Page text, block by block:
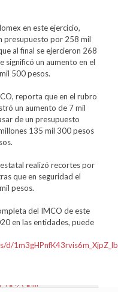
en este ejercicio,
presupuesto por 258 mil
al final se ejercieron 268
significó un aumento en el
500 pesos.
reporta que en el rubro
un aumento de 7 mil
de un presupuesto
135 mil 300 pesos
realizó recortes por
que en seguridad el
pesos.
del IMCO de este
en las entidades, puede
d/